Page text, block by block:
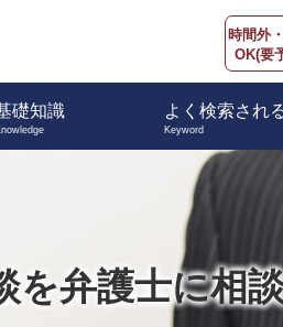
を弁護士に相
時間外
OK(要
礎知識 よく検索され